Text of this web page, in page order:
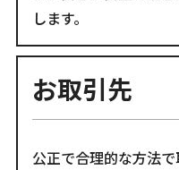
します。
お取引先
公正で合理的な方法